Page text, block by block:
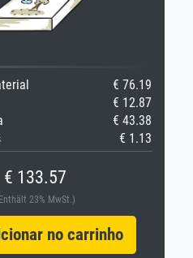
€ 76.19
€ 12.87
€ 43.38
€ 1.13
€ 133.57
23% MwSt.)
no carrinho